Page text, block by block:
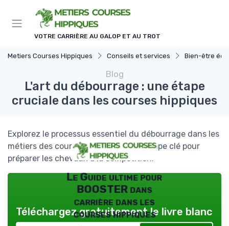
VOTRE CARRIÈRE AU GALOP ET AU TROT
Metiers Courses Hippiques Conseils et services Bien-être
Blog
L'art du débourrage : une étape
cruciale dans les courses hippiques
Explorez le processus essentiel du débourrage dans les
métiers des courses hippiques, une étape clé pour
préparer les chevaux à la compétition.
Le Guide ultime pour
BOOSTER dans
carrière dans les
courses hippiques
Téléchargez gratuitement le livre blanc
Panneau de gestion des cookies